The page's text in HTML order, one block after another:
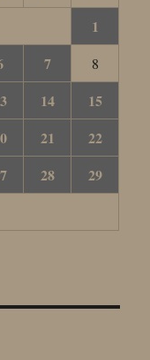
1
7 8
14
15
21
22
28
29